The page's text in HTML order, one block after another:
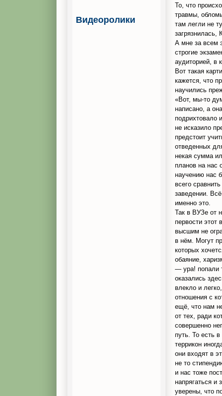
То, что
травмы,
там легли не
А мне за всем
строгие
аудиторией, в
Вот такая
кажется, что
научились
«Вот, мы-то
написано, а
подрихтовало
не исказило
предстоит
отведенных
некая сумма
планов на нас
научению нас
всего
заведении.
именно это.
Так в ВУЗе от
первости этот
высшим не
в нём. Могут
которых
обаяние,
— ура! попали
оказались
влекло и
отношения с
ещё, что нам
от тех, ради
совершенно
путь. То есть
террикон
они входят в
не то
и нас тоже
напрягаться и
уверены, что
Видеоролики